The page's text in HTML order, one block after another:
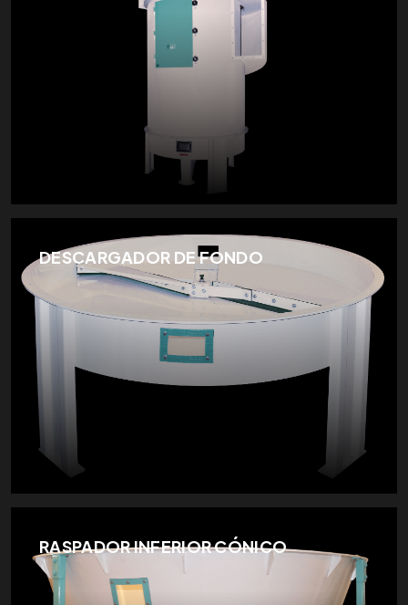
DESCARGADOR DE FONDO
RASPADOR INFERIOR CÓNICO